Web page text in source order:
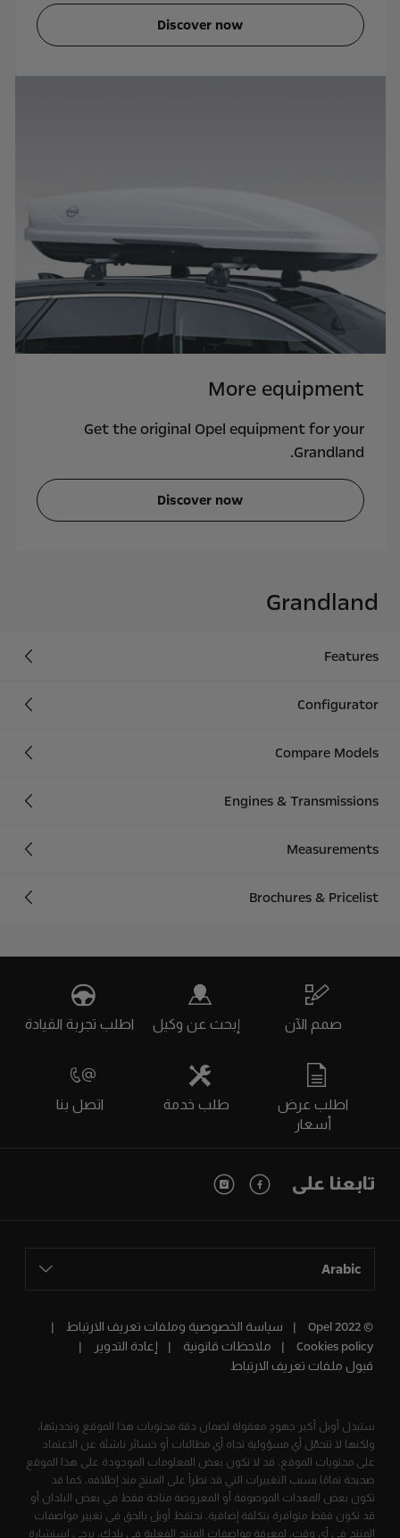
Discover now
More equipment
Get the original Opel equipment for your
Grandland.
Discover now
Grandland
Features
Configurator
Compare Models
Engines & Transmissions
Measurements
Brochures & Pricelist
صمم الآن إبحث عن وكيل اطلب تجربة القيادة
اطلب عرض
أسعار
طلب خدمة اتصل بنا
تابعنا على
Arabic
© Opel 2022
سياسة الخصوصية وملفات تعريف الارتباط
Cookies policy
ملاحظات قانونية
إعادة التدوير
قبول ملفات تعريف الارتباط
ستبذل أوبل أكبر جهودٍ معقولة لضمان دقة محتويات هذا الموقع وتحديثها،
ولكنها لا تتحمّل أي مسؤولية تجاه أي مطالبات أو خسائر ناشئة عن الاعتماد
على محتويات الموقع. قد لا تكون بعض المعلومات الموجودة على هذا الموقع
صحيحة تمامًا بسبب التغييرات التي قد تطرأ على المنتج منذ إطلاقه. كما قد
تكون بعض المعدات الموصوفة أو المعروضة متاحة فقط في بعض البلدان أو
قد تكون فقط متوافرة بتكلفة إضافية. تحتفظ أوبل بالحق في تغيير مواصفات
المنتج في أي وقت. لمعرفة مواصفات المنتج الفعلية في بلدك، يرجى استشارة